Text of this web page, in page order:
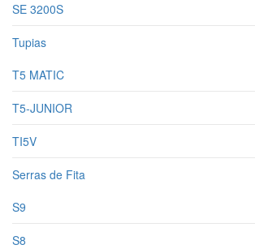
SE 3200S
Tupias
T5 MATIC
T5-JUNIOR
TI5V
Serras de Fita
S9
S8